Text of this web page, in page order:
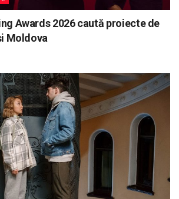
Awards 2026 caută proiecte de
Moldova